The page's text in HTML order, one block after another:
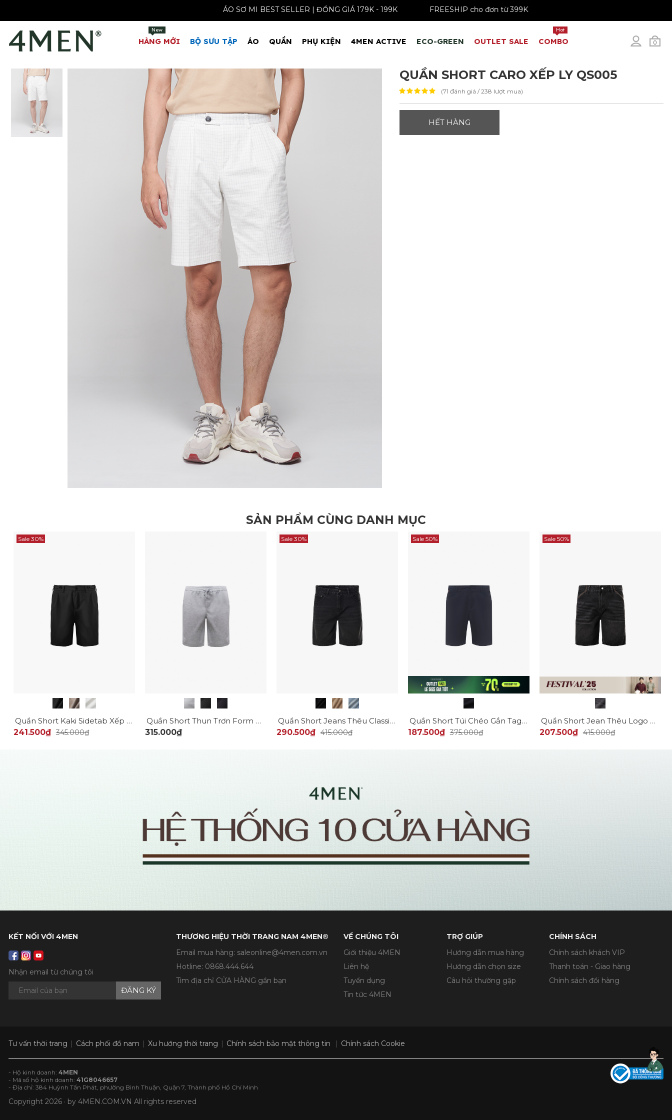
ÁO SƠ MI BEST SELLER | ĐỒNG GIÁ 179K - 199K FREESHIP cho đơn từ 399K
0
HÀNG MỚI
New
BỘ SƯU TẬP ÁO QUẦN PHỤ KIỆN 4MEN ACTIVE ECO-GREEN OUTLET SALE COMBO
Hot
QUẦN SHORT CARO XẾP LY QS005
(71 đánh giá / 238 lượt mua)
HẾT HÀNG
SẢN PHẨM CÙNG DANH MỤC
Sale 30%
Quần Short Kaki Sidetab Xếp Ly Form Regular QS069
241.500₫ 345.000₫
Quần Short Thun Trơn Form Regular QS072
315.000₫
Sale 30%
Quần Short Jeans Thêu Classic Preppy Form Straight QS061
290.500₫ 415.000₫
Sale 50%
Quần Short Túi Chéo Gắn Tag Da 4MEN Form Regular QS053
187.500₫ 375.000₫
Sale 50%
Quần Short Jean Thêu Logo Tròn 4M Premium Form Straight QS075
207.500₫ 415.000₫
KẾT NỐI VỚI 4MEN
Nhận email từ chúng tôi
ĐĂNG KÝ
THƯƠNG HIỆU THỜI TRANG NAM 4MEN®
Email mua hàng: saleonline@4men.com.vn
Hotline: 0868.444.644
Tìm địa chỉ CỬA HÀNG gần bạn
VỀ CHÚNG TÔI
Giới thiệu 4MEN
Liên hệ
Tuyển dụng
Tin tức 4MEN
TRỢ GIÚP
Hướng dẫn mua hàng
Hướng dẫn chọn size
Câu hỏi thường gặp
CHÍNH SÁCH
Chính sách khách VIP
Thanh toán - Giao hàng
Chính sách đổi hàng
Tư vấn thời trang Cách phối đồ nam Xu hướng thời trang Chính sách bảo mật thông tin Chính sách Cookie
- Hộ kinh doanh: 4MEN
- Mã số hộ kinh doanh: 41G8046657
- Địa chỉ: 384 Huỳnh Tấn Phát, phường Bình Thuận, Quận 7, Thành phố Hồ Chí Minh
Copyright 2026 · by 4MEN.COM.VN All rights reserved